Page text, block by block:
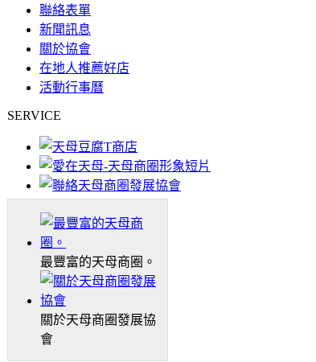
聯絡表單
新聞訊息
關於協會
在地人推薦好店
活動行事曆
SERVICE
最豐富的天母商圈。
關於天母商圈發展協
會